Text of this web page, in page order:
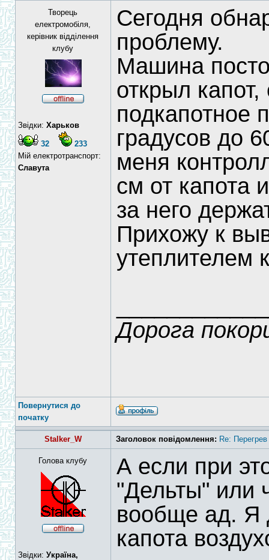
Творець
електромобіля,
керівник відділення
клубу
Звідки: Харьков
32
233
Мій електротранспорт:
Славута
Сегодня
проблему.
Машина
открыл
подкапотное
градусов до
меня
см от капота
за него
Прихожу к
утеплителем
Дорога
Повернутися до
початку
Stalker_W Заголовок повідомлення: Re:
Голова клубу
Звідки: Україна,
А если при
"Дельты" или
вообще ад. Я
капота